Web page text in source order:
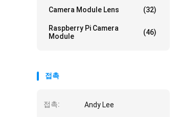
Camera Module Lens (32)
Raspberry Pi Camera
Module
(46)
접촉
접촉: Andy Lee